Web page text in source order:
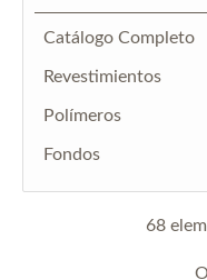
Catálogo Completo
Revestimientos
Polímeros
Fondos
68